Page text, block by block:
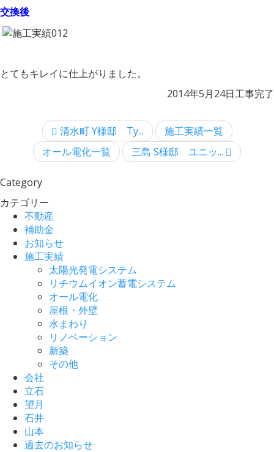
交換後
とてもキレイに仕上がりました。
2014年5月24日工事完了
清水町 Y様邸 Ty...
施工実績一覧
オール電化一覧
三島 S様邸 ユニッ...
Category
カテゴリー
不動産
補助金
お知らせ
施工実績
太陽光発電システム
リチウムイオン蓄電システム
オール電化
屋根・外壁
水まわり
リノベーション
新築
その他
会社
立石
望月
石井
山本
過去のお知らせ